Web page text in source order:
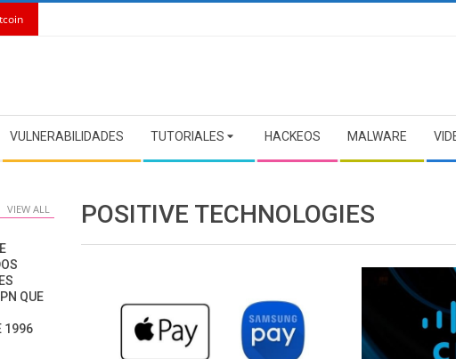
VULNERABILIDADES TUTORIALES HACKEOS MALWARE
POSITIVE TECHNOLOGIES
VIEW ALL
QUE
1996